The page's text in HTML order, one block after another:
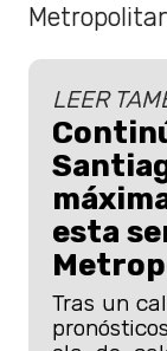
LEER
esta
Tras un